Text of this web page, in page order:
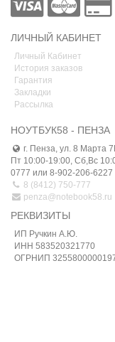
ЛИЧНЫЙ КАБИНЕТ
Личный Кабинет
История заказов
Гарантия
Закладки
Рассылка
НОУТБУК58 - ПЕНЗА
г. Пенза, ул. 8
Пт 10:00-19:00, Сб,Вс
0777 или 8-902-206-6227
8 (8412) 750-777
penza@notebook58.ru
РЕКВИЗИТЫ
ИП Ручкин А.Ю.
ИНН 583520321770
ОГРНИП